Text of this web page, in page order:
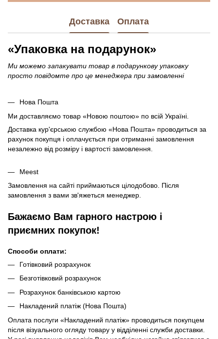
Доставка Оплата
«Упаковка на подарунок»
Ми можемо запакувати товар в подарункову упаковку
просто повідомте про це менеджера при замовленні
Нова Пошта
Ми доставляємо товар «Новою поштою» по всій Україні.
Доставка кур'єрською службою «Нова Пошта» проводиться за
рахунок покупця і оплачується при отриманні замовлення
незалежно від розміру і вартості замовлення.
Meest
Замовлення на сайті приймаються цілодобово. Після
замовлення з вами зв'яжеться менеджер.
Бажаємо Вам гарного настрою і
приємних покупок!
Способи оплати:
Готівковий розрахунок
Безготівковий розрахунок
Розрахунок банківською картою
Накладений платіж (Нова Пошта)
Оплата послуги «Накладений платіж» проводиться покупцем
після візуального огляду товару у відділенні служби доставки.